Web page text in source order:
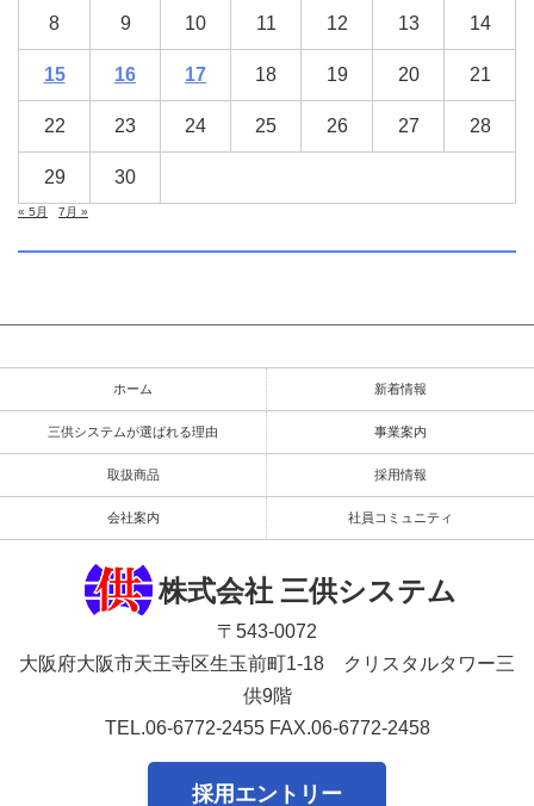
8 9 10 11 12 13 14
15 16 17 18 19 20 21
22 23 24 25 26 27 28
29 30
« 5月 7月 »
ホーム 新着情報
三供システムが選ばれる理由 事業案内
取扱商品 採用情報
会社案内 社員コミュニティ
株式会社 三供システム
〒543-0072
大阪府大阪市天王寺区生玉前町1-18 クリスタルタワー三
供9階
TEL.06-6772-2455FAX.06-6772-2458
採用エントリー